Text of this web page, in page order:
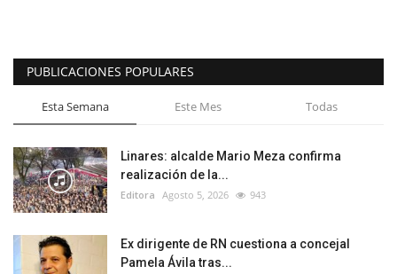
PUBLICACIONES POPULARES
Esta Semana Este Mes Todas
Linares: alcalde Mario Meza confirma
realización de la...
Editora Agosto 5, 2026 943
Ex dirigente de RN cuestiona a concejal
Pamela Ávila tras...